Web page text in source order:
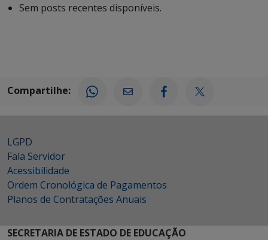
Sem posts recentes disponíveis.
Compartilhe:
LGPD
Fala Servidor
Acessibilidade
Ordem Cronológica de Pagamentos
Planos de Contratações Anuais
SECRETARIA DE ESTADO DE EDUCAÇÃO